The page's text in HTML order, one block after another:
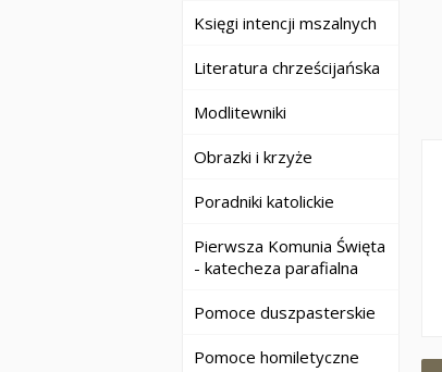
Księgi intencji mszalnych
Literatura chrześcijańska
Modlitewniki
Obrazki i krzyże
Poradniki katolickie
Pierwsza Komunia Święta
- katecheza parafialna
Pomoce duszpasterskie
Pomoce homiletyczne